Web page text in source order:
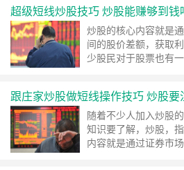
超级短线炒股技巧 炒股能赚够到钱
炒股的核心内容就是
间的股价差额，获取
少股民对于股票也有
跟庄家炒股做短线操作技巧 炒股
随着不少人加入炒股
知识要了解，炒股，
内容就是通过证券市